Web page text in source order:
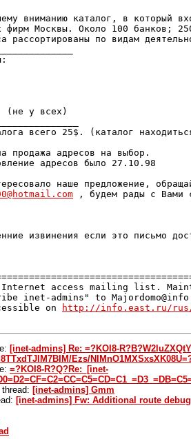
вниманию каталог, в который
фирм Москвы. Около 100 банков;
рассортированы по видам
(не у всех)
всего 25$. (каталог
продажа адресов на выбор.
адресов было 27.10.98
, будем рады с Вами
извинения если это письмо
access mailing list.
inet-admins" to
on
http://info.east.ru/rus/
[inet-admins] Re: =?KOI8-
Ezs/
=?KOI8-R?Q?Re:_[inet-
[inet-admins] Gmm
[inet-admins] Fw: Additional route